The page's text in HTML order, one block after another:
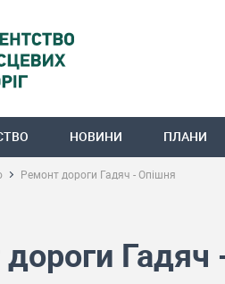
НОВИНИ ПЛАНИ
Ремонт дороги Гадяч - Опішня
Гадяч